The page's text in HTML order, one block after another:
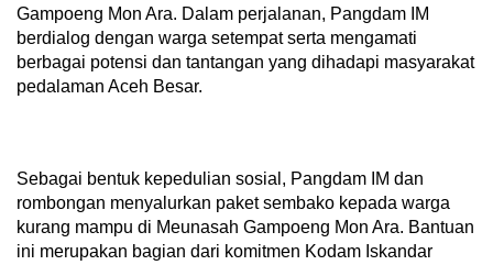
Gampoeng Mon Ara. Dalam perjalanan, Pangdam IM
berdialog dengan warga setempat serta mengamati
berbagai potensi dan tantangan yang dihadapi masyarakat
pedalaman Aceh Besar.
Sebagai bentuk kepedulian sosial, Pangdam IM dan
rombongan menyalurkan paket sembako kepada warga
kurang mampu di Meunasah Gampoeng Mon Ara. Bantuan
ini merupakan bagian dari komitmen Kodam Iskandar